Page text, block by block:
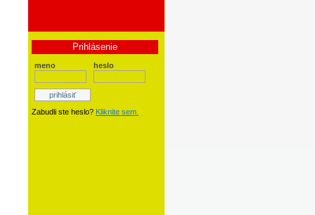
Prihlásenie
meno heslo
Zabudli ste heslo? Kliknite sem.